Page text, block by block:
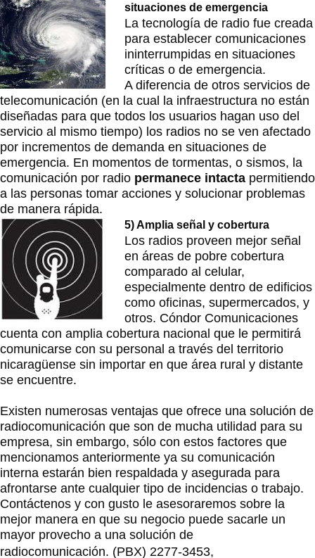
situaciones de emergencia
La tecnología de radio fue creada
para establecer comunicaciones
ininterrumpidas en situaciones
críticas o de emergencia.
A diferencia de otros servicios de
telecomunicación (en la cual la infraestructura no están
diseñadas para que todos los usuarios hagan uso del
servicio al mismo tiempo) los radios no se ven afectado
por incrementos de demanda en situaciones de
emergencia. En momentos de tormentas, o sismos, la
comunicación por radio permanece intacta permitiendo
a las personas tomar acciones y solucionar problemas
de manera rápida.
5) Amplia señal y cobertura
Los radios proveen mejor señal
en áreas de pobre cobertura
comparado al celular,
especialmente dentro de edificios
como oficinas, supermercados, y
otros. Cóndor Comunicaciones
cuenta con amplia cobertura nacional que le permitirá
comunicarse con su personal a través del territorio
nicaragüense sin importar en que área rural y distante
se encuentre.
Existen numerosas ventajas que ofrece una solución de
radiocomunicación que son de mucha utilidad para su
empresa, sin embargo, sólo con estos factores que
mencionamos anteriormente ya su comunicación
interna estarán bien respaldada y asegurada para
afrontarse ante cualquier tipo de incidencias o trabajo.
Contáctenos y con gusto le asesoraremos sobre la
mejor manera en que su negocio puede sacarle un
mayor provecho a una solución de
radiocomunicación. (PBX) 2277-3453,